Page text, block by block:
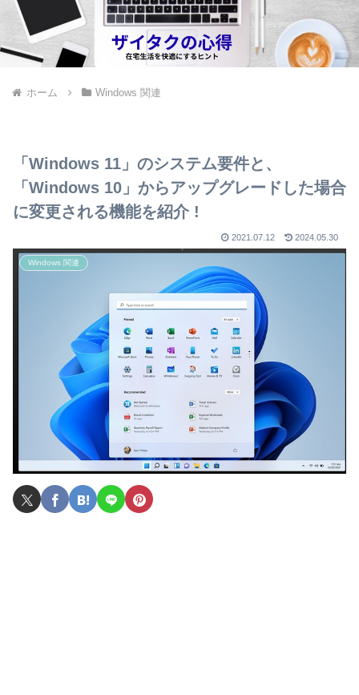
ホーム Windows 関連
「Windows 11」のシステム要件と、
「Windows 10」からアップグレードした場合
に変更される機能を紹介 !
2021.07.12 2024.05.30
Windows 関連